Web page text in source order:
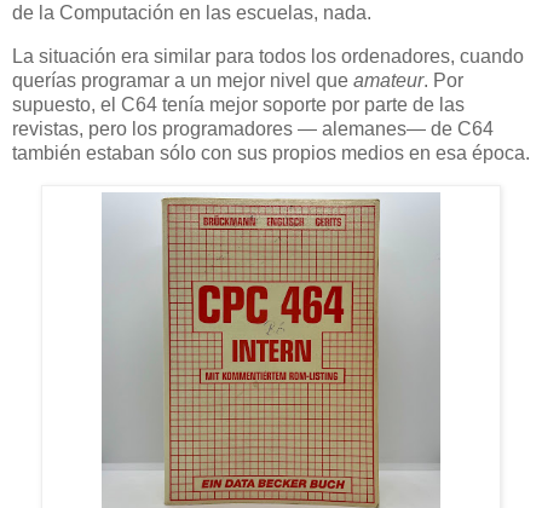
de la Computación en las escuelas, nada.
La situación era similar para todos los ordenadores, cuando
querías programar a un mejor nivel que amateur. Por
supuesto, el C64 tenía mejor soporte por parte de las
revistas, pero los programadores — alemanes— de C64
también estaban sólo con sus propios medios en esa época.